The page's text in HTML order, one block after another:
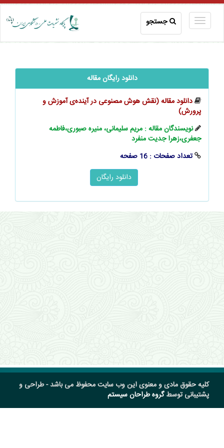
جستجو
دانلود رایگان مقاله
دانلود مقاله (نقش هوش مصنوعی در آینده‌‌ی آموزش و
پرورش)
نویسندگان مقاله : مریم سلیمانی، منیره صبوری،فاطمه
جعفری،زهرا جدیت منفرد
تعداد صفحات : 16 صفحه
کلیه حقوق مادی و معنوی این وب سایت محفوظ می باشد - طراحی و
پشتیبانی توسطگروه طراحان سیستم